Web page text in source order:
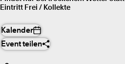
Eintritt Frei / Kollekte
Kalender
Event teilen